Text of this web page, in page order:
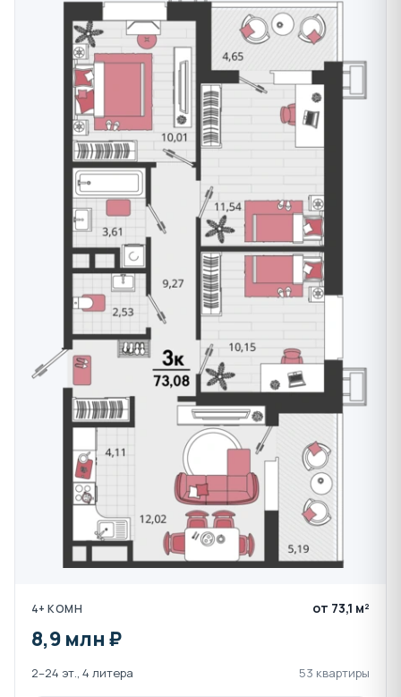
Военная ипотека
— для участников
накопительно-ипотечной системы;
Рассрочка— от застройщика на период
строительства;
Субсидия
— с использованием жилищных
субсидий и сертификатов.
Отзывы и оценки
Рейтинг Яндекс.Карт — на основе оценок и отзывов.
«Родные просторы» — сложившийся микрорайон в
Знаменском, где парк, школа, детские сады и храм
уже работают внутри территории. Здесь можно
купить квартиру в Краснодаре в районе
Карасунского округа с готовой инфраструктурой
рядом. Актуальные планировки, цены и остаток
свободных квартир — на официальном сайте
Ассоциации застройщиков. Уточнить детали и
записаться на просмотр можно по телефону 8-800-
550-23-93 или через онлайн-чат на странице.
4+ КОМН от 73,1 м²
8,9 млн ₽
2–24 эт., 4 литера 53 квартиры